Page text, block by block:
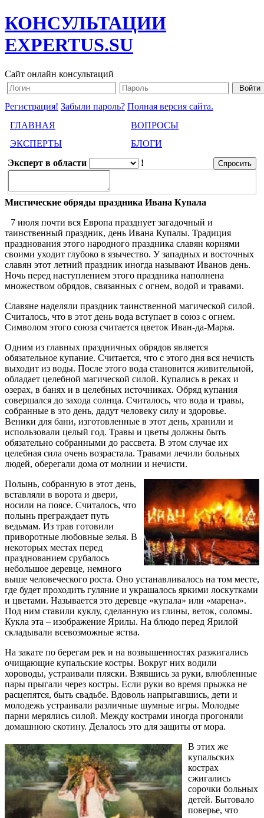
КОНСУЛЬТАЦИИ
EXPERTUS.SU
Сайт онлайн консультаций
Регистрация! Забыли пароль? Полная версия сайта.
ГЛАВНАЯ
ВОПРОСЫ
ЭКСПЕРТЫ
БЛОГИ
Эксперт в области
!
Мистические обряды праздника Ивана Купала
7 июля почти вся Европа празднует загадочный и
таинственный праздник, день Ивана Купалы. Традиция
празднования этого народного праздника славян корнями
своими уходит глубоко в язычество. У западных и восточных
славян этот летний праздник иногда называют Иванов день.
Ночь перед наступлением этого праздника наполнена
множеством обрядов, связанных с огнем, водой и травами.
Славяне наделяли праздник таинственной магической силой.
Считалось, что в этот день вода вступает в союз с огнем.
Символом этого союза считается цветок Иван-да-Марья.
Одним из главных праздничных обрядов является
обязательное купание. Считается, что с этого дня вся нечисть
выходит из воды. После этого вода становится живительной,
обладает целебной магической силой. Купались в реках и
озерах, в банях и в целебных источниках. Обряд купания
совершался до захода солнца. Считалось, что вода и травы,
собранные в это день, дадут человеку силу и здоровье.
Веники для бани, изготовленные в этот день, хранили и
использовали целый год. Травы и цветы должны быть
обязательно собранными до рассвета. В этом случае их
целебная сила очень возрастала. Травами лечили больных
людей, оберегали дома от молнии и нечисти.
Полынь, собранную в этот день,
вставляли в ворота и двери,
носили на поясе. Считалось, что
полынь преграждает путь
ведьмам. Из трав готовили
приворотные любовные зелья. В
некоторых местах перед
празднованием срубалось
небольшое деревце, немного
выше человеческого роста. Оно устанавливалось на том месте,
где будет проходить гуляние и украшалось яркими лоскутками
и цветами. Называется это деревце «купала» или «марена».
Под ним ставили куклу, сделанную из глины, веток, соломы.
Кукла эта – изображение Ярилы. На блюдо перед Ярилой
складывали всевозможные яства.
На закате по берегам рек и на возвышенностях разжигались
очищающие купальские костры. Вокруг них водили
хороводы, устраивали пляски. Взявшись за руки, влюбленные
пары прыгали через костры. Если руки во время прыжка не
расцепятся, быть свадьбе. Вдоволь напрыгавшись, дети и
молодежь устраивали различные шумные игры. Молодые
парни мерялись силой. Между кострами иногда прогоняли
домашнюю скотину. Делалось это для защиты от мора.
В этих же
купальских
кострах
сжигались
сорочки больных
детей. Бытовало
поверье, что